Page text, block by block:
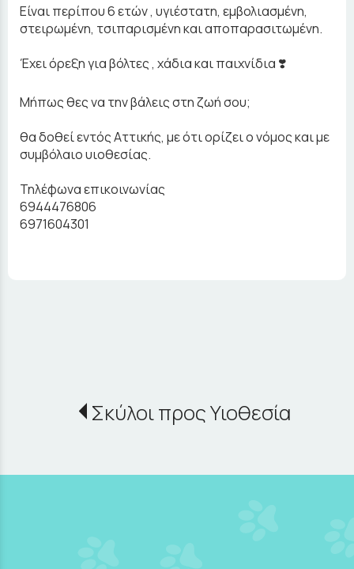
Είναι περίπου 6 ετών , υγιέστατη, εμβολιασμένη,
στειρωμένη, τσιπαρισμένη και αποπαρασιτωμένη.
Έχει όρεξη για βόλτες , χάδια και παιχνίδια ❣️
Μήπως θες να την βάλεις στη ζωή σου;
θα δοθεί εντός Αττικής, με ότι ορίζει ο νόμος και με
συμβόλαιο υιοθεσίας.
Τηλέφωνα επικοινωνίας
6944476806
6971604301
Σκύλοι προς Υιοθεσία